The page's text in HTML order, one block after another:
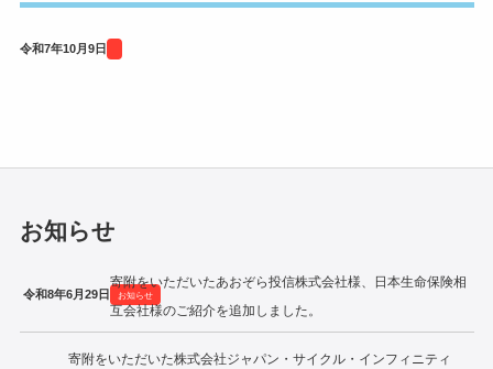
令和7年10月9日
お知らせ
令和8年6月29日 お知らせ
寄附をいただいたあおぞら投信株式会社様、日本生命保険相
互会社様のご紹介を追加しました。
寄附をいただいた株式会社ジャパン・サイクル・インフィニティ